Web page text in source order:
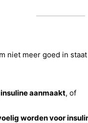
niet meer goed in
aanmaakt, of
worden voor